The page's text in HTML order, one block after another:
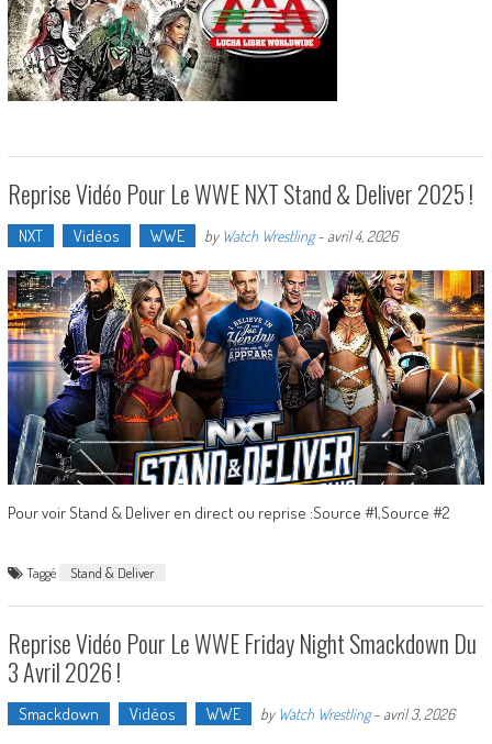
Reprise Vidéo Pour Le WWE NXT Stand & Deliver 2025 !
NXT Vidéos WWE by Watch Wrestling- avril 4, 2026
Pour voir Stand & Deliver en direct ou reprise :Source #1,Source #2
Taggé Stand & Deliver
Reprise Vidéo Pour Le WWE Friday Night Smackdown Du
3 Avril 2026 !
Smackdown Vidéos WWE by Watch Wrestling- avril 3, 2026